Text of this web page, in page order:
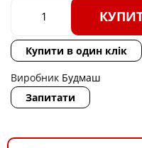
Купити в один клік
Виробник Будмаш
Запитати